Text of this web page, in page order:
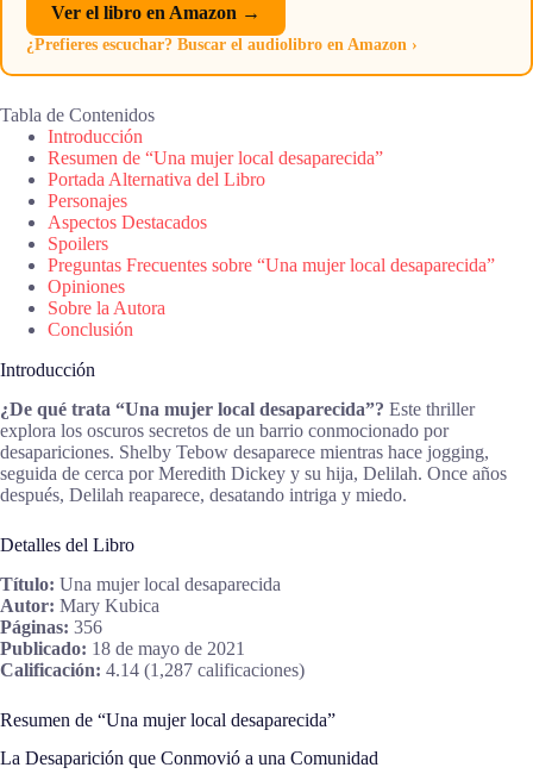
Ver el libro en Amazon →
¿Prefieres escuchar? Buscar el audiolibro en Amazon ›
Tabla de Contenidos
Introducción
Resumen de “Una mujer local desaparecida”
Portada Alternativa del Libro
Personajes
Aspectos Destacados
Spoilers
Preguntas Frecuentes sobre “Una mujer local desaparecida”
Opiniones
Sobre la Autora
Conclusión
Introducción
¿De qué trata “Una mujer local desaparecida”? Este thriller
explora los oscuros secretos de un barrio conmocionado por
desapariciones. Shelby Tebow desaparece mientras hace jogging,
seguida de cerca por Meredith Dickey y su hija, Delilah. Once años
después, Delilah reaparece, desatando intriga y miedo.
Detalles del Libro
Título: Una mujer local desaparecida
Autor: Mary Kubica
Páginas: 356
Publicado: 18 de mayo de 2021
Calificación: 4.14 (1,287 calificaciones)
Resumen de “Una mujer local desaparecida”
La Desaparición que Conmovió a una Comunidad